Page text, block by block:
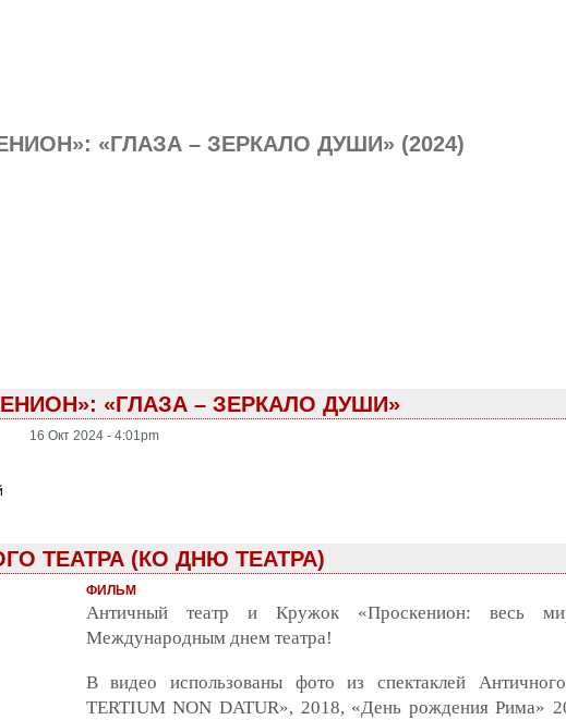
«ГЛАЗА – ЗЕРКАЛО ДУШИ» (2024)
«ГЛАЗА – ЗЕРКАЛО ДУШИ»
16 Окт 2024 - 4:01pm
ТЕАТРА (КО ДНЮ ТЕАТРА)
ФИЛЬМ
Античный театр и Кружок «Проскенион: весь
Международным днем театра!
В видео использованы фото из спектаклей
TERTIUM NON DATUR», 2018, «День рождения Рима»